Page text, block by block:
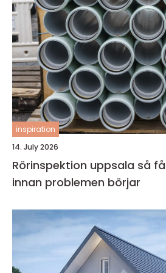
inspiration
14. July 2026
Rörinspektion uppsala så får du koll på rören
innan problemen börjar